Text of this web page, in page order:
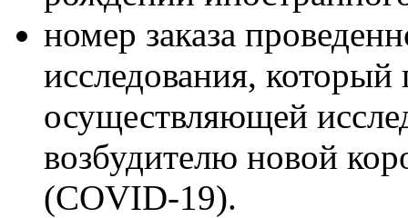
номер заказа
исследования,
осуществляющей
возбудителю новой
(COVID-19).